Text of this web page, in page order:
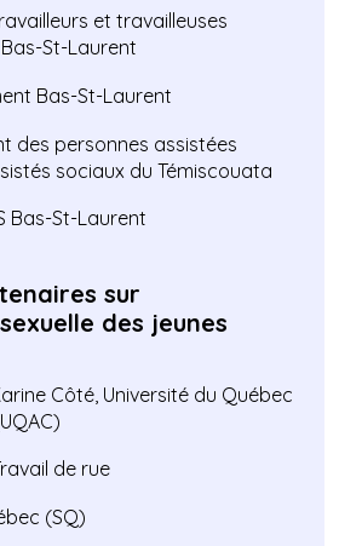
et travailleuses
Bas-St-Laurent
Bas-St-Laurent
des personnes assistées
sociaux du Témiscouata
Bas-St-Laurent
sur
des jeunes
Côté, Université du Québec
de rue
(SQ)